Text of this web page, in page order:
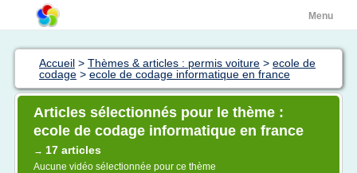
Menu
Accueil > Thèmes & articles : permis voiture > ecole de
codage > ecole de codage informatique en france
Articles sélectionnés pour le thème :
ecole de codage informatique en france
→ 17 articles
Aucune vidéo sélectionnée pour ce thème